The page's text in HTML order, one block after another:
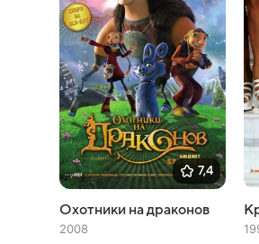
7,4
Охотники на драконов
2008